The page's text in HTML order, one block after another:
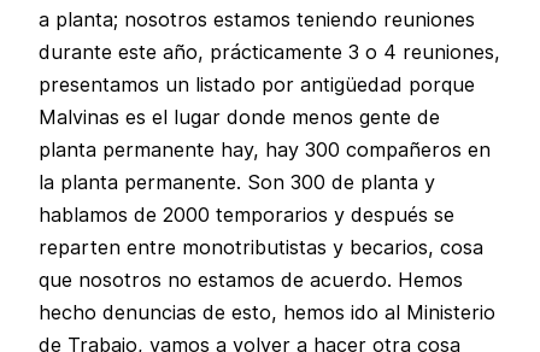
a planta; nosotros estamos teniendo reuniones
durante este año, prácticamente 3 o 4 reuniones,
presentamos un listado por antigüedad porque
Malvinas es el lugar donde menos gente de
planta permanente hay, hay 300 compañeros en
la planta permanente. Son 300 de planta y
hablamos de 2000 temporarios y después se
reparten entre monotributistas y becarios, cosa
que nosotros no estamos de acuerdo. Hemos
hecho denuncias de esto, hemos ido al Ministerio
de Trabajo, vamos a volver a hacer otra cosa